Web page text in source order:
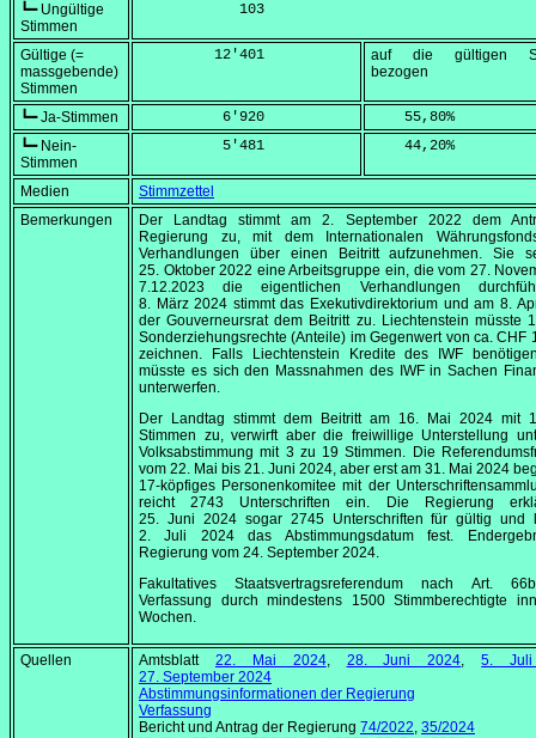
┗━ Ungültige
Stimmen
            103
Gültige (=
massgebende)
Stimmen
         12'401
auf die gültigen
bezogen
┗━ Ja-Stimmen
          6'920
    55,80
%
┗━ Nein-
Stimmen
          5'481
    44,20
%
Medien
Stimmzettel
Bemerkungen
Der Landtag stimmt am2. September 2022 dem
Regierung zu, mit dem Internationalen
Verhandlungen über einen Beitritt aufzunehmen. Sie
25. Oktober 2022 eine Arbeitsgruppe ein, die vom 27.
7.12.2023 die eigentlichen Verhandlungen
8. März 2024 stimmt das Exekutivdirektorium und am 8.
der Gouverneursrat dem Beitritt zu. Liechtenstein müsste
Sonderziehungsrechte (Anteile) im Gegenwert von ca. CHF
zeichnen. Falls Liechtenstein Kredite des IWF
müsste es sich den Massnahmen des IWF in Sachen
unterwerfen.
Der Landtag stimmt dem Beitritt am 16. Mai 2024 mit
Stimmen zu, verwirft aber die freiwillige Unterstellung
Volksabstimmung mit 3 zu 19 Stimmen. Die
vom 22. Mai bis 21. Juni 2024, aber erst am 31. Mai 2024
17-köpfiges Personenkomitee mit der
reicht 2743 Unterschriften ein. Die Regierung
25. Juni 2024sogar 2745 Unterschriften für gültig und
2. Juli 2024das Abstimmungsdatum fest.
Regierung vom 24. September 2024.
Fakultatives Staatsvertragsreferendum nach Art.
Verfassung durch mindestens 1500 Stimmberechtigte
Wochen.
Quellen Amtsblatt 22. Mai 2024, 28. Juni 2024,5.
27. September 2024
Abstimmungsinformationen der Regierung
Verfassung
Bericht und Antrag der Regierung 74/2022, 35/2024